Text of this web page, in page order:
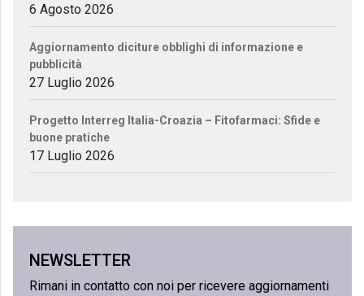
6 Agosto 2026
Aggiornamento diciture obblighi di informazione e
pubblicità
27 Luglio 2026
Progetto Interreg Italia-Croazia – Fitofarmaci: Sfide e
buone pratiche
17 Luglio 2026
NEWSLETTER
Rimani in contatto con noi per ricevere aggiornamenti